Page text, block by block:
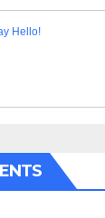
Hello!